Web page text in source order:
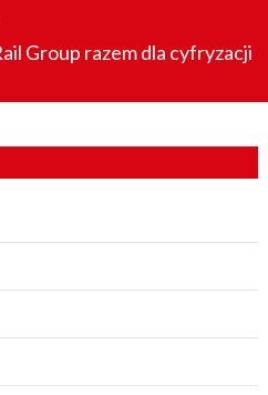
Group razem dla cyfryzacji